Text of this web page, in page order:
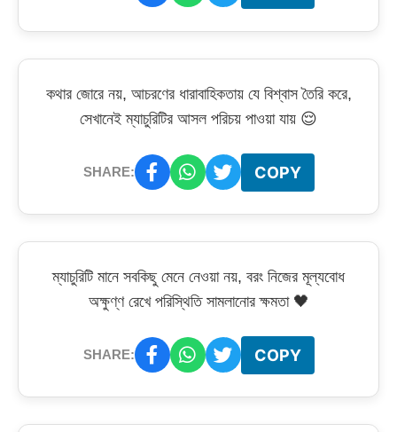
কথার জোরে নয়, আচরণের ধারাবাহিকতায় যে বিশ্বাস তৈরি করে,
সেখানেই ম্যাচুরিটির আসল পরিচয় পাওয়া যায় 😌
SHARE: COPY
ম্যাচুরিটি মানে সবকিছু মেনে নেওয়া নয়, বরং নিজের মূল্যবোধ
অক্ষুণ্ণ রেখে পরিস্থিতি সামলানোর ক্ষমতা 🖤
SHARE: COPY